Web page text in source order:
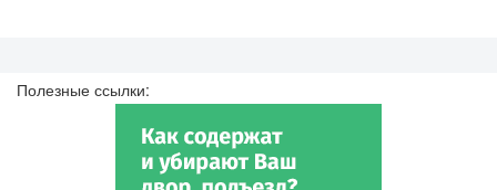
Полезные ссылки: